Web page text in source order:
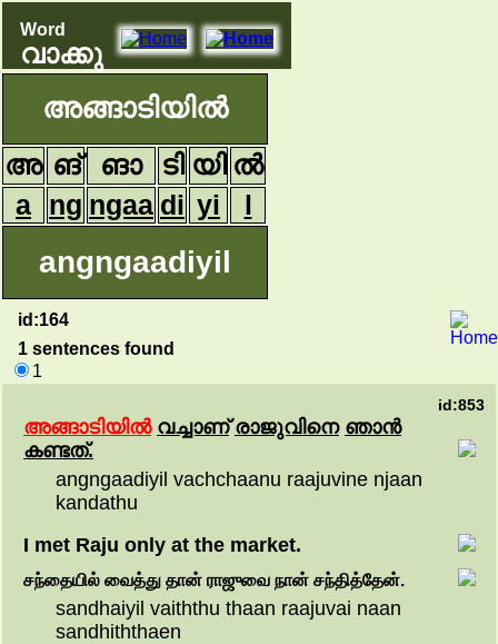
Word
വാക്കു
അങ്ങാടിയിൽ
അ ങ് ങാ ടി യി ൽ
a
ng ngaa di yi l
angngaadiyil
id:164
1 sentences found
1
id:853
അങ്ങാടിയിൽ വച്ചാണ് രാജുവിനെ ഞാൻ
കണ്ടത്.
angngaadiyil vachchaanu raajuvine njaan
kandathu
I met Raju only at the market.
சந்தையில் வைத்து தான் ராஜுவை நான் சந்தித்தேன்.
sandhaiyil vaiththu thaan raajuvai naan
sandhiththaen